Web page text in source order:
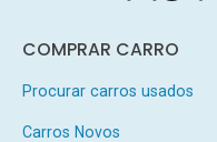
COMPRAR CARRO
Procurar carros usados
Carros Novos